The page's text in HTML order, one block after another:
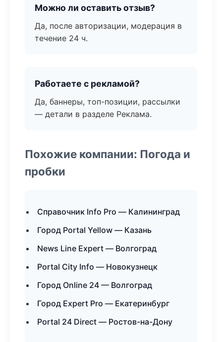
Можно ли оставить отзыв?
Да, после авторизации, модерация в
течение 24 ч.
Работаете с рекламой?
Да, баннеры, топ-позиции, рассылки
— детали в разделе Реклама.
Похожие компании: Погода и
пробки
Справочник Info Pro — Калининград
Город Portal Yellow — Казань
News Line Expert — Волгоград
Portal City Info — Новокузнецк
Город Online 24 — Волгоград
Город Expert Pro — Екатеринбург
Portal 24 Direct — Ростов-на-Дону